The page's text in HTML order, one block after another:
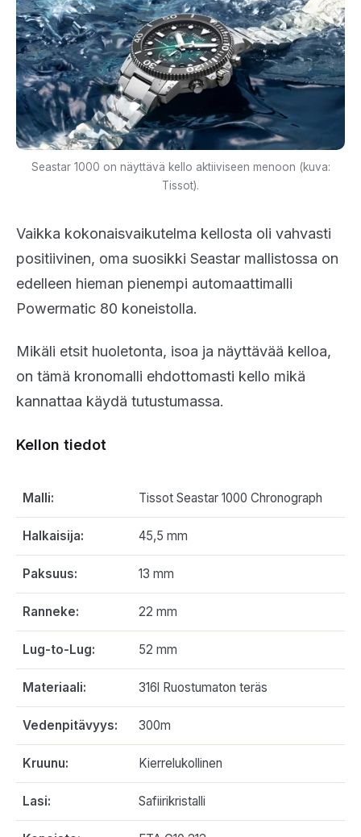
Seastar 1000 on näyttävä kello aktiiviseen menoon (kuva:
Tissot).
Vaikka kokonaisvaikutelma kellosta oli vahvasti
positiivinen, oma suosikki Seastar mallistossa on
edelleen hieman pienempi automaattimalli
Powermatic 80 koneistolla.
Mikäli etsit huoletonta, isoa ja näyttävää kelloa,
on tämä kronomalli ehdottomasti kello mikä
kannattaa käydä tutustumassa.
Kellon tiedot
Malli: Tissot Seastar 1000 Chronograph
Halkaisija: 45,5 mm
Paksuus: 13 mm
Ranneke: 22 mm
Lug-to-Lug: 52 mm
Materiaali: 316l Ruostumaton teräs
Vedenpitävyys: 300m
Kruunu: Kierrelukollinen
Lasi: Safiirikristalli